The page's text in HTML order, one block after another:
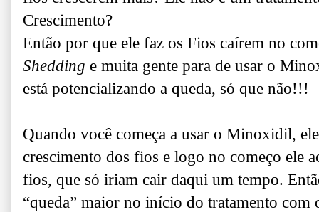
Crescimento?
Então por que ele faz os Fios caírem no
Shedding e muita gente para de usar o
está potencializando a queda, só que não!!!
Quando você começa a usar o Minoxidil,
crescimento dos fios e logo no começo ele
fios, que só iriam cair daqui um tempo.
“queda” maior no início do tratamento com